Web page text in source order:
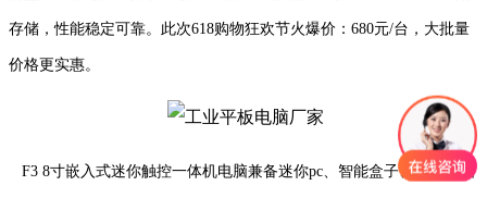
存储，性能稳定可靠。此次618购物狂欢节火爆价：680元/台，大批量
价格更实惠。
F3 8寸嵌入式迷你触控一体机电脑兼备迷你pc、智能盒子、平板电脑